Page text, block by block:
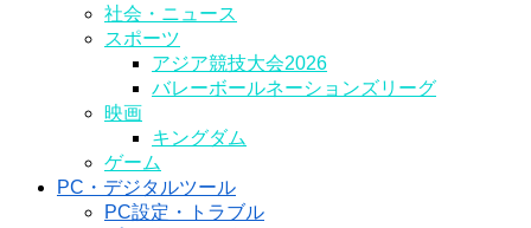
社会・ニュース
スポーツ
アジア競技大会2026
バレーボールネーションズリーグ
映画
キングダム
ゲーム
PC・デジタルツール
PC設定・トラブル